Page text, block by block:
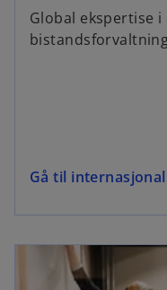
Global ekspertise i
Gå til